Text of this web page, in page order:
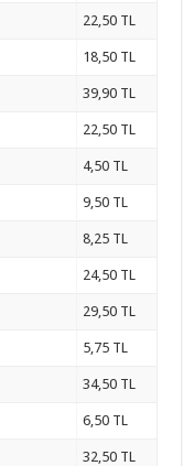
22,50 TL
18,50 TL
39,90 TL
22,50 TL
4,50 TL
9,50 TL
8,25 TL
24,50 TL
29,50 TL
5,75 TL
34,50 TL
6,50 TL
32,50 TL